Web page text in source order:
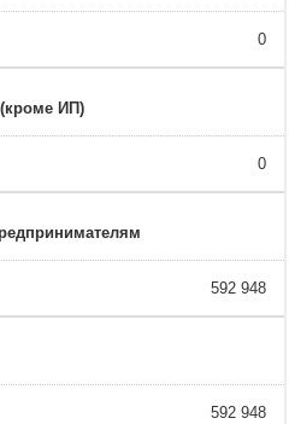
0
ИП)
0
592 948
592 948